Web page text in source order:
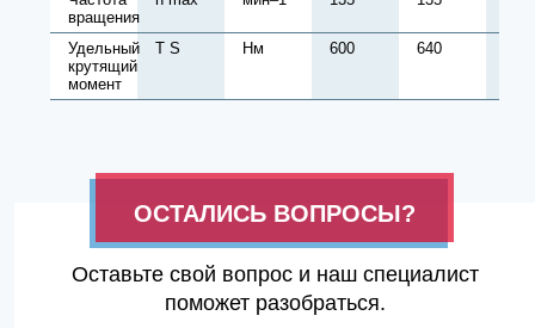
вращения
Удельный
крутящий
момент
T S Нм 600 640
ОСТАЛИСЬ ВОПРОСЫ?
Оставьте свой вопрос и наш специалист
поможет разобраться.